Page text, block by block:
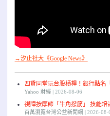
→汐止社大《Google News》
四貸同堂玩台股槓桿！銀行點名
Yahoo 財經 2026-08-06
視障按摩師「牛角撥筋」 技能培
百萬瀏覽台灣公益新聞網 2026-08-